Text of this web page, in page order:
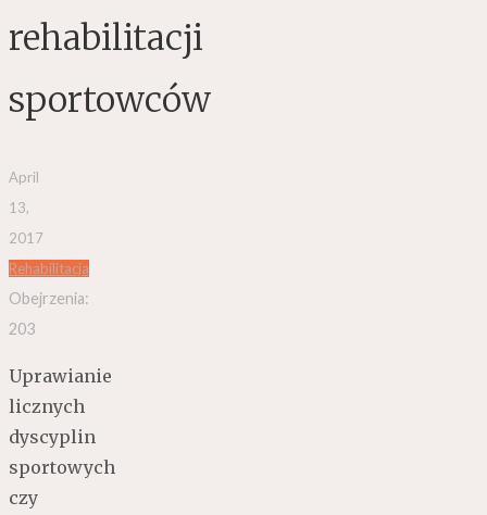
rehabilitacji
sportowców
April
13,
2017
Rehabilitacja
Obejrzenia:
203
Uprawianie
licznych
dyscyplin
sportowych
czy